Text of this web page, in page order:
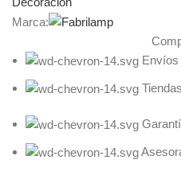
Marca:
Envíos